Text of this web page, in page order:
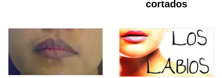
cortados